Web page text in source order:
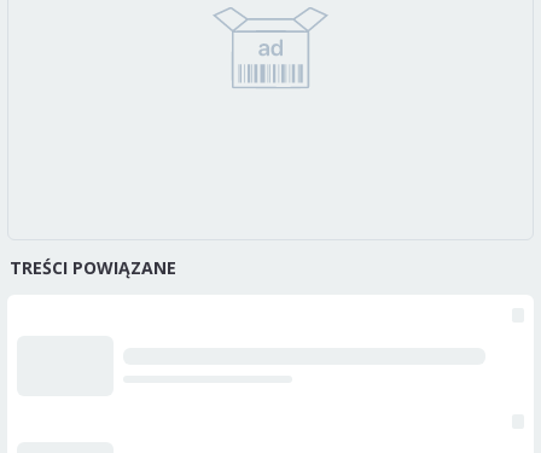
TREŚCI POWIĄZANE